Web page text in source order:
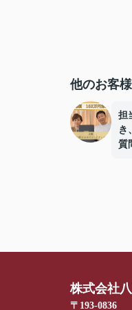
他のお客
担
き
質
株式会社
〒193-0836